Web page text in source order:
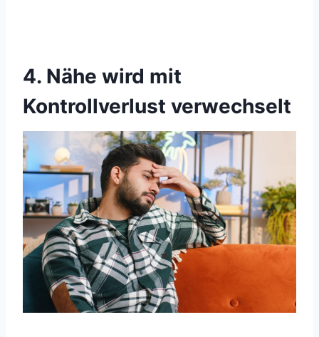
4. Nähe wird mit
Kontrollverlust verwechselt